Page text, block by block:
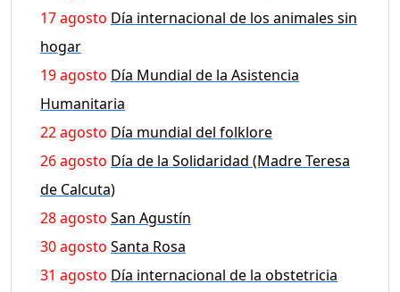
17 agosto Día internacional de los animales sin
hogar
19 agosto Día Mundial de la Asistencia
Humanitaria
22 agosto Día mundial del folklore
26 agosto Día de la Solidaridad (Madre Teresa
de Calcuta)
28 agosto San Agustín
30 agosto Santa Rosa
31 agosto Día internacional de la obstetricia